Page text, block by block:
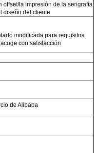
offset/la impresión de la serigrafía
diseño del cliente
modificada para requisitos
con satisfacción
de Alibaba